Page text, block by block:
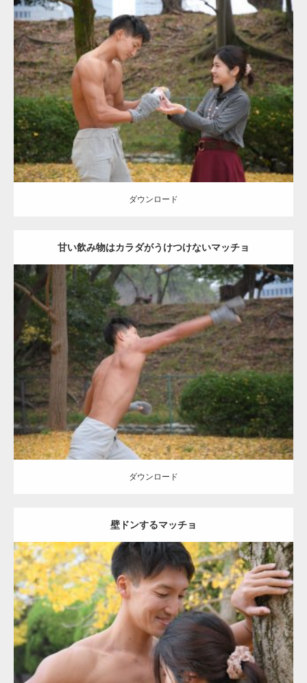
Update: 2021.07.8
Category:公園のマッチョ その他 AKIHITO(細マッチョ) 上腕三頭筋
肩
ダウンロード
ダウンロード
甘い飲み物はカラダがうけつけないマッチョ
Update:2021.07.8
Category: 公園のマッチョ その他 AKIHITO(細マッチョ) 背中
ダウンロード
ダウンロード
壁ドンするマッチョ
Update: 2021.07.8
Category:公園のマッチョ その他 AKIHITO(細マッチョ) 大胸筋 肩 腹
筋